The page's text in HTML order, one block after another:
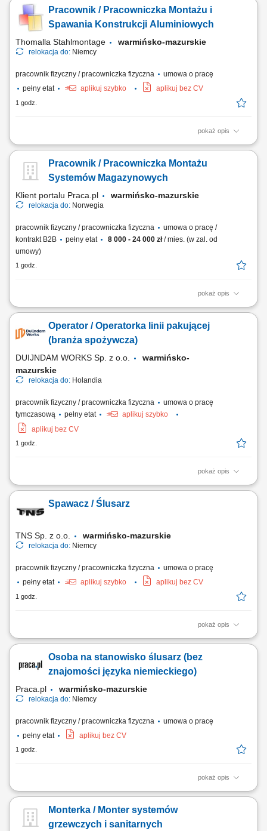
schematów technicznych (duża powtarzalność) tasowanie, cięcie,
sczepianie, wykonywanie krótkich spawów metodą MIG 131 (puls),
wiercenie, skręcanie, drobne...
Pracownik / Pracowniczka Montażu i
Spawania Konstrukcji Aluminiowych
Thomalla Stahlmontage warmińsko-mazurskie
relokacja do: Niemcy
pracownik fizyczny / pracowniczka fizyczna
umowa o pracę
pełny etat
aplikuj szybko aplikuj bez CV
1 godz.
pokaż opis
wykonywanie konstrukcji aluminiowych oraz zabudów pojazdów
technicznego, cięcie i dopasowywanie elementów, szczepianie oraz
spawanie MIG 131 (puls), montaż podzespołów poprzez wiercenie i
Pracownik / Pracowniczka Montażu
Systemów Magazynowych
Klient portalu Praca.pl warmińsko-mazurskie
relokacja do: Norwegia
pracownik fizyczny / pracowniczka fizyczna
umowa o pracę /
kontrakt B2B
pełny etat 8 000 - 24 000 zł/ mies. (w zal. od
umowy)
1 godz.
pokaż opis
Montaż systemów magazynowych typu self storage oraz
materiałów. Dbanie o jakość oraz terminową realizację prac.
Wykonywanie zadań zgodnie z harmonogramem projektu. Po
Operator / Operatorka linii pakującej
(branża spożywcza)
DUIJNDAM WORKS Sp. z o.o.
warmińsko-
mazurskie
relokacja do: Holandia
pracownik fizyczny / pracowniczka fizyczna
umowa o pracę
tymczasową
pełny etat
aplikuj szybko
aplikuj bez CV
1 godz.
pokaż opis
Opis stanowiska Będziesz odpowiedzialny za kompleksowe
pakujących typu Flowpack oraz systemów Netting. Do Twoich
codziennych zadań należeć będzie sprawna wymiana materiałów
Spawacz / Ślusarz
TNS Sp. z o.o. warmińsko-mazurskie
relokacja do: Niemcy
pracownik fizyczny / pracowniczka fizyczna
umowa o pracę
pełny etat
aplikuj szybko aplikuj bez CV
1 godz.
pokaż opis
Opis stanowiska: spawanie półautomatem - metoda 135 lub 141;
pracy w zespole; zaangażowanie, sumienność, dyspozycyjność;
umiejętność posługiwania się elektronarzędziami;
Osoba na stanowisko ślusarz (bez
znajomości języka niemieckiego)
Praca.pl warmińsko-mazurskie
relokacja do: Niemcy
pracownik fizyczny / pracowniczka fizyczna
umowa o pracę
pełny etat
aplikuj bez CV
1 godz.
pokaż opis
Zadania Realizacja prac montażowych wewnątrz modułów
czynności wykończeniowych w elementach zabudowy. Dbałość o
precyzyjne osadzenie komponentów wyposażenia.
Monterka / Monter systemów
grzewczych i sanitarnych